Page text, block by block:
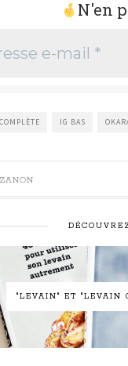
N'en
IG BAS
"LEVAIN" ET "LEVAIN